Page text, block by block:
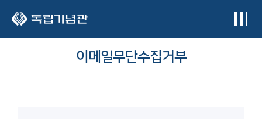
이메일무단수집거부